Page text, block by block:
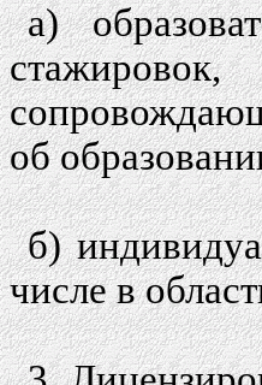
а)
об
б)
числе в